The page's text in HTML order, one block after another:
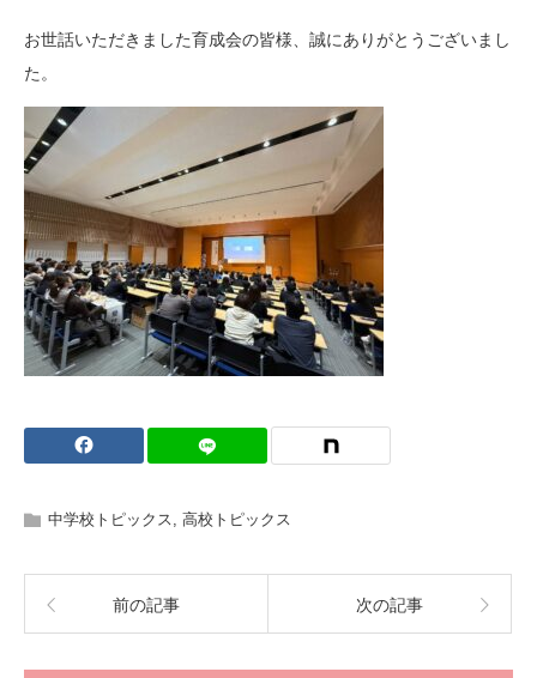
お世話いただきました育成会の皆様、誠にありがとうございまし
た。
中学校トピックス, 高校トピックス
前の記事 次の記事